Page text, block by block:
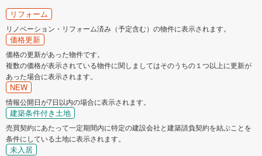
リフォーム
リノベーション・リフォーム済み（予定含む）の物件に表示されます。
価格更新
価格の更新があった物件です。
複数の価格が表示されている物件に関しましてはそのうちの１つ以上に更新が
あった場合に表示されます。
NEW
情報公開日が7日以内の場合に表示されます。
建築条件付き土地
売買契約にあたって一定期間内に特定の建設会社と建築請負契約を結ぶことを
条件にしている土地に表示されます。
未入居